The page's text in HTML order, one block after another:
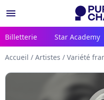
menu
Billetterie Star Academy
Accueil / Artistes / Variété